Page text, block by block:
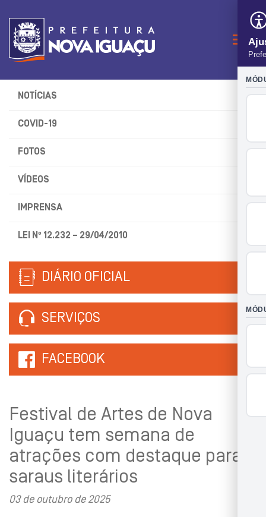
NOTÍCIAS
COVID-19
FOTOS
VÍDEOS
IMPRENSA
LEI Nº 12.232 – 29/04/2010
DIÁRIO OFICIAL
SERVIÇOS
FACEBOOK
Festival de Artes de Nova
Iguaçu tem semana de
atrações com destaque para
saraus literários
03 de outubro de 2025